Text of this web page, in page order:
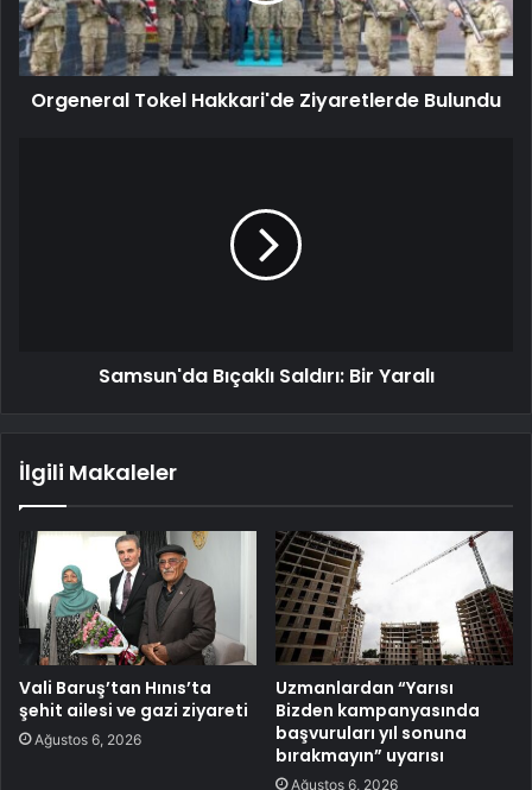
Orgeneral Tokel Hakkari'de Ziyaretlerde Bulundu
Samsun'da Bıçaklı Saldırı: Bir Yaralı
İlgili Makaleler
Vali Baruş’tan Hınıs’ta
şehit ailesi ve gazi ziyareti
Ağustos 6, 2026
Uzmanlardan “Yarısı
Bizden kampanyasında
başvuruları yıl sonuna
bırakmayın” uyarısı
Ağustos 6, 2026